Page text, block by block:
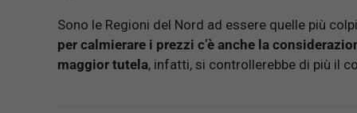
Sono le Regioni del Nord ad essere quelle più
per calmierare i prezzi c’è anche la
maggior tutela, infatti, si controllerebbe di più il